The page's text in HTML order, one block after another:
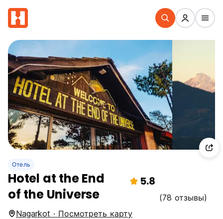
Отель
Hotel at the End
of the Universe
5.8
(78 отзывы)
Nagarkot · Посмотреть карту